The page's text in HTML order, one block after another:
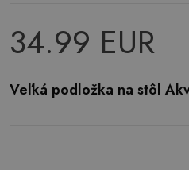
34.99 EUR
Veľká podložka na stôl